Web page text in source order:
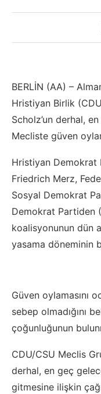
BERLİN (AA) –
Hristiyan Birlik
Scholz’un derhal,
Mecliste güven
Hristiyan Demokrat
Friedrich Merz,
Sosyal Demokrat
Demokrat Partiden
koalisyonunun dün
yasama döneminin
Güven oylamasını
sebep olmadığını
çoğunluğunun
CDU/CSU Meclis
derhal, en geç
gitmesine ilişkin